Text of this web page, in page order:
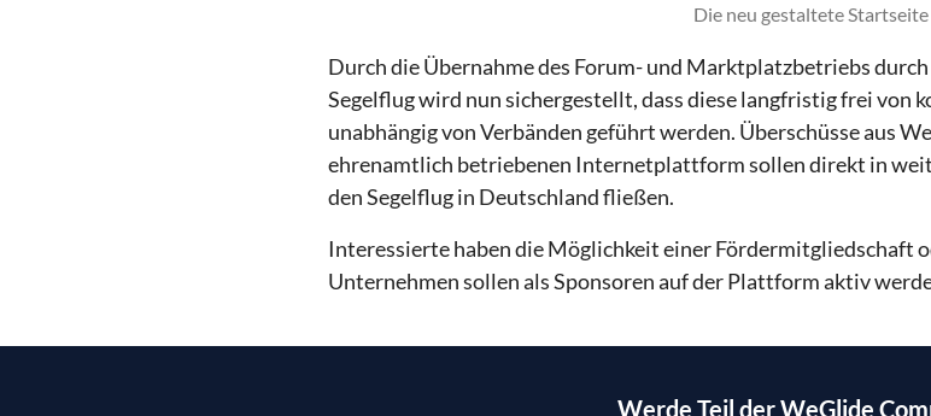
Die neu gestaltete Startseite
Durch die Übernahme des Forum- und Marktplatzbetriebs
Segelflug wird nun sichergestellt, dass diese langfristig frei von
unabhängig von Verbänden geführt werden. Überschüsse aus
ehrenamtlich betriebenen Internetplattform sollen direkt in
den Segelflug in Deutschland fließen.
Interessierte haben die Möglichkeit einer Fördermitgliedschaft
Unternehmen sollen als Sponsoren auf der Plattform aktiv
Werde Teil der WeGlide